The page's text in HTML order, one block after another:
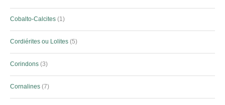
Cobalto-Calcites 1
Cordiérites ou Lolites 5
Corindons 3
Cornalines 7